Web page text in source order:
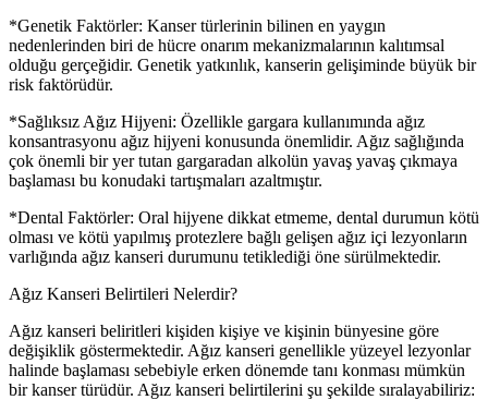
*Genetik Faktörler: Kanser türlerinin bilinen en yaygın
nedenlerinden biri de hücre onarım mekanizmalarının kalıtımsal
olduğu gerçeğidir. Genetik yatkınlık, kanserin gelişiminde büyük bir
risk faktörüdür.
*Sağlıksız Ağız Hijyeni: Özellikle gargara kullanımında ağız
konsantrasyonu ağız hijyeni konusunda önemlidir. Ağız sağlığında
çok önemli bir yer tutan gargaradan alkolün yavaş yavaş çıkmaya
başlaması bu konudaki tartışmaları azaltmıştır.
*Dental Faktörler: Oral hijyene dikkat etmeme, dental durumun kötü
olması ve kötü yapılmış protezlere bağlı gelişen ağız içi lezyonların
varlığında ağız kanseri durumunu tetiklediği öne sürülmektedir.
Ağız Kanseri Belirtileri Nelerdir?
Ağız kanseri beliritleri kişiden kişiye ve kişinin bünyesine göre
değişiklik göstermektedir. Ağız kanseri genellikle yüzeyel lezyonlar
halinde başlaması sebebiyle erken dönemde tanı konması mümkün
bir kanser türüdür. Ağız kanseri belirtilerini şu şekilde sıralayabiliriz: